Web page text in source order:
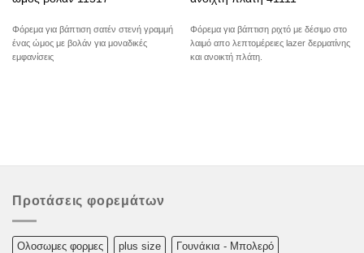
Φόρεμα για βάπτιση σατέν στενή γραμμή
ένας ώμος με βολάν για μοναδικές
εμφανίσεις
Φόρεμα για βάπτιση ριχτό με δέσιμο στο
λαιμό απο λεπτομέρειες lazer δερματίνης
και ανοικτή πλάτη.
Προτάσεις φορεμάτων
Oλoσωμες φoρμες plus size Γουνάκια - Μπολερό